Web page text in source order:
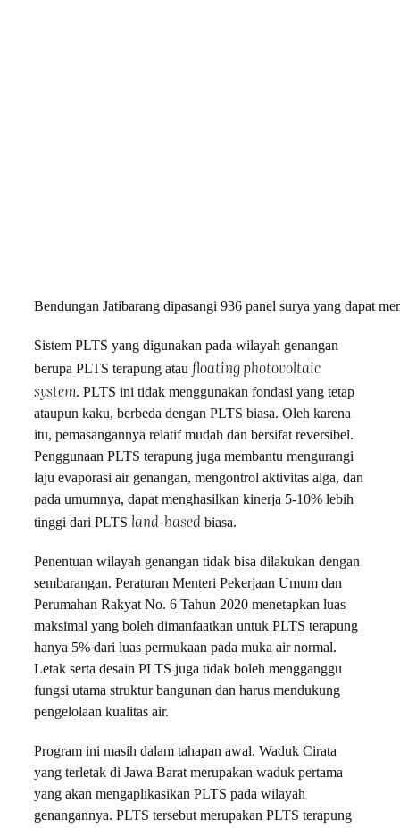
Bendungan Jatibarang dipasangi 936 panel surya yang dapat
Sistem PLTS yang digunakan pada wilayah genangan
berupa PLTS terapung atau floating photovoltaic
system. PLTS ini tidak menggunakan fondasi yang tetap
ataupun kaku, berbeda dengan PLTS biasa. Oleh karena
itu, pemasangannya relatif mudah dan bersifat reversibel.
Penggunaan PLTS terapung juga membantu mengurangi
laju evaporasi air genangan, mengontrol aktivitas alga, dan
pada umumnya, dapat menghasilkan kinerja 5-10% lebih
tinggi dari PLTS land-based biasa.
Penentuan wilayah genangan tidak bisa dilakukan dengan
sembarangan. Peraturan Menteri Pekerjaan Umum dan
Perumahan Rakyat No. 6 Tahun 2020 menetapkan luas
maksimal yang boleh dimanfaatkan untuk PLTS terapung
hanya 5% dari luas permukaan pada muka air normal.
Letak serta desain PLTS juga tidak boleh mengganggu
fungsi utama struktur bangunan dan harus mendukung
pengelolaan kualitas air.
Program ini masih dalam tahapan awal. Waduk Cirata
yang terletak di Jawa Barat merupakan waduk pertama
yang akan mengaplikasikan PLTS pada wilayah
genangannya. PLTS tersebut merupakan PLTS terapung